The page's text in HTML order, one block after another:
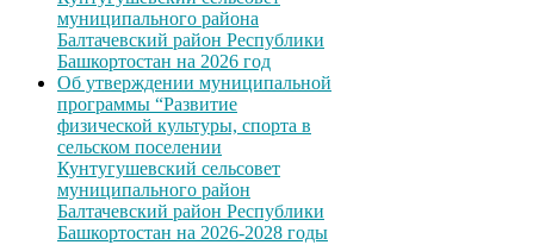
муниципального района
Балтачевский район Республики
Башкортостан на 2026 год
Об утверждении муниципальной
программы “Развитие
физической культуры, спорта в
сельском поселении
Кунтугушевский сельсовет
муниципального район
Балтачевский район Республики
Башкортостан на 2026-2028 годы